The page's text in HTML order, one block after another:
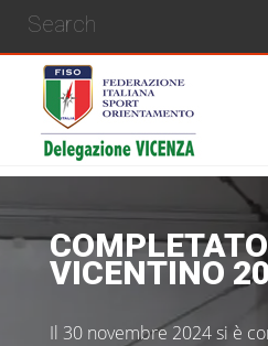
VICENTINO
Il 30 novembre 2024 si è